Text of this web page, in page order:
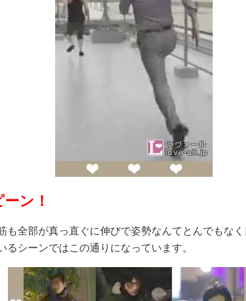
ン！
も全部が真っ直ぐに伸びで姿勢なんてとんでもな
るシーンではこの通りになっています。